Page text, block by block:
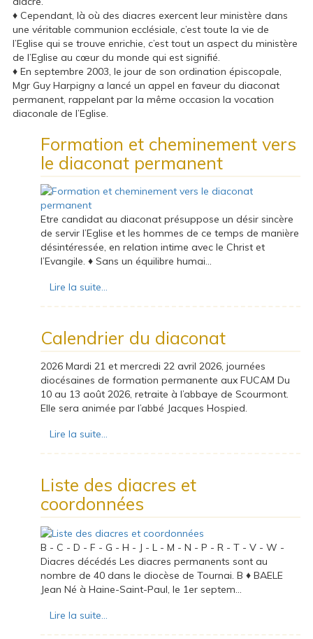
♦ Cependant, là où des diacres exercent leur ministère dans
une véritable communion ecclésiale, c’est toute la vie de
l’Eglise qui se trouve enrichie, c’est tout un aspect du ministère
de l’Eglise au cœur du monde qui est signifié.
♦ En septembre 2003, le jour de son ordination épiscopale,
Mgr Guy Harpigny a lancé un appel en faveur du diaconat
permanent, rappelant par la même occasion la vocation
diaconale de l’Eglise.
Formation et cheminement vers
le diaconat permanent
Etre candidat au diaconat présuppose un désir sincère
de servir l’Eglise et les hommes de ce temps de manière
désintéressée, en relation intime avec le Christ et
l’Evangile. ♦ Sans un équilibre humai...
Lire la suite...
Calendrier du diaconat
2026 Mardi 21 et mercredi 22 avril 2026, journées
diocésaines de formation permanente aux FUCAM Du
10 au 13 août 2026, retraite à l’abbaye de Scourmont.
Elle sera animée par l’abbé Jacques Hospied.
Lire la suite...
Liste des diacres et
coordonnées
B - C - D - F - G - H - J - L - M - N - P - R - T - V - W -
Diacres décédés Les diacres permanents sont au
nombre de 40 dans le diocèse de Tournai. B ♦ BAELE
Jean Né à Haine-Saint-Paul, le 1er septem...
Lire la suite...